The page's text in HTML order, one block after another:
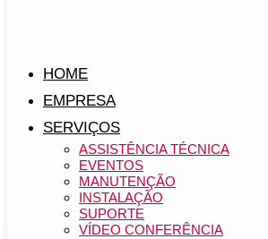
HOME
EMPRESA
SERVIÇOS
ASSISTÊNCIA TÉCNICA
EVENTOS
MANUTENÇÃO
INSTALAÇÃO
SUPORTE
VÍDEO CONFERÊNCIA